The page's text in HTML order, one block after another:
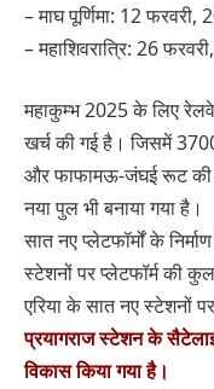
– माघ पूर्णिमा: 12 फरवरी,
– महाशिवरात्रि: 26
महाकुम्भ 2025 के लिए
खर्च की गई है। जिसमें
और फाफामऊ-जंघई रूट की
नया पुल भी बनाया गया है।
सात नए प्लेटफॉर्मों के
स्टेशनों पर प्लेटफॉर्म की
एरिया के सात नए स्टेशनों
प्रयागराज स्टेशन के
विकास किया गया है।